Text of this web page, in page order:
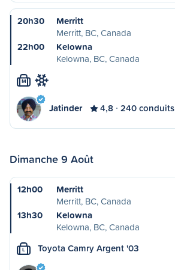
20h30
Merritt
Merritt, BC, Canada
22h00
Kelowna
Kelowna, BC, Canada
M
Jatinder 4,8 240 conduits
Dimanche 9 Août
12h00
Merritt
Merritt, BC, Canada
13h30
Kelowna
Kelowna, BC, Canada
L Toyota Camry Argent '03